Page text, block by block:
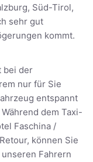
Süd-Tirol,
sehr gut
kommt.
bei der
nur für Sie
entspannt
dem Taxi-
Faschina /
können Sie
Fahrern